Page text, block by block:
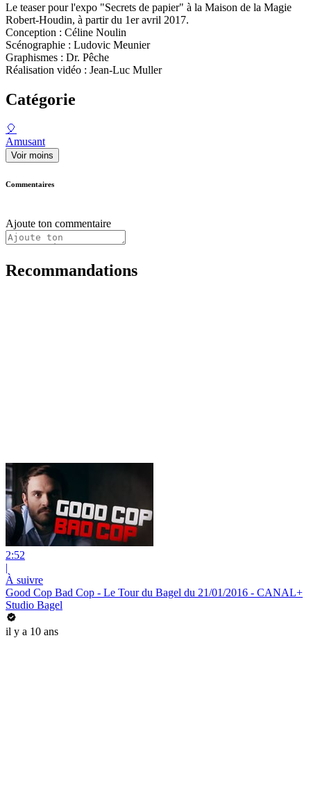
Le teaser pour l'expo "Secrets de papier" à la Maison de la Magie
Robert-Houdin, à partir du 1er avril 2017.
Conception : Céline Noulin
Scénographie : Ludovic Meunier
Graphismes : Dr. Pêche
Réalisation vidéo : Jean-Luc Muller
Catégorie
🎈
Amusant
Voir moins
Commentaires
Ajoute ton commentaire
Recommandations
2:52
|
À suivre
Good Cop Bad Cop - Le Tour du Bagel du 21/01/2016 - CANAL+
Studio Bagel
il y a 10 ans